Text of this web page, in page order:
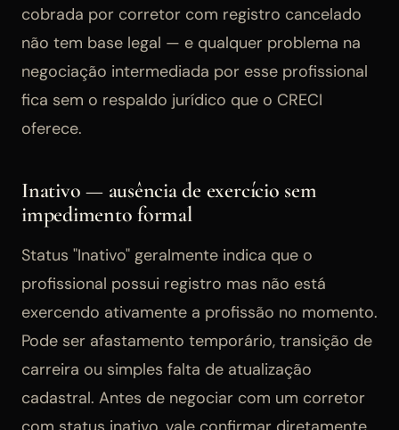
cobrada por corretor com registro cancelado
não tem base legal — e qualquer problema na
negociação intermediada por esse profissional
fica sem o respaldo jurídico que o CRECI
oferece.
Inativo — ausência de exercício sem
impedimento formal
Status "Inativo" geralmente indica que o
profissional possui registro mas não está
exercendo ativamente a profissão no momento.
Pode ser afastamento temporário, transição de
carreira ou simples falta de atualização
cadastral. Antes de negociar com um corretor